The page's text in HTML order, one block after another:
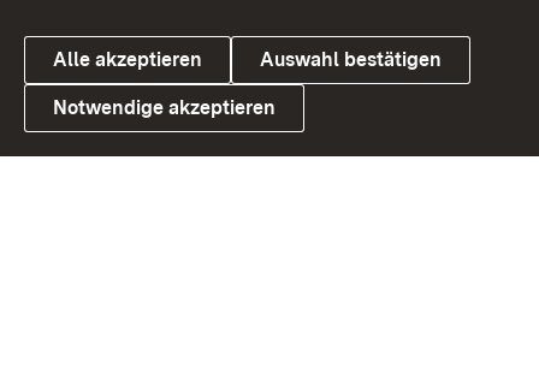
Link zum Landesportal
Alle akzeptieren Auswahl bestätigen
Notwendige akzeptieren